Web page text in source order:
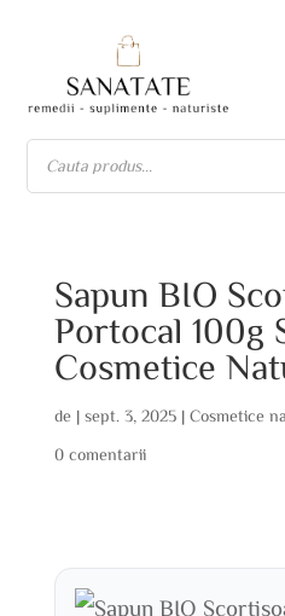
Sapun BIO
Portocal 100g
Cosmetice
de | sept. 3, 2025| Cosmetice
0 comentarii